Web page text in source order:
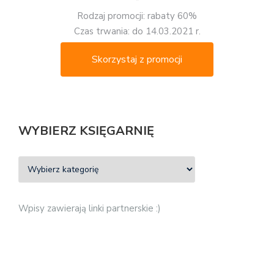
Rodzaj promocji: rabaty 60%
Czas trwania: do 14.03.2021 r.
Skorzystaj z promocji
WYBIERZ KSIĘGARNIĘ
Wpisy zawierają linki partnerskie :)